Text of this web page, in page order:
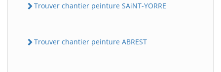
Trouver chantier peinture SAiNT-YORRE
Trouver chantier peinture ABREST